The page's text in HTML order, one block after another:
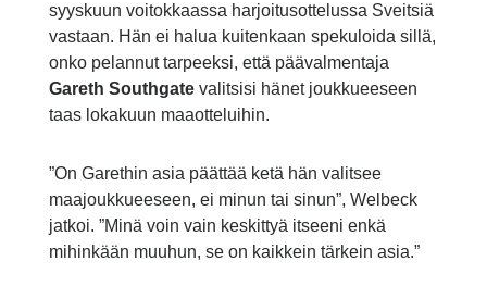
syyskuun voitokkaassa harjoitusottelussa Sveitsiä
vastaan. Hän ei halua kuitenkaan spekuloida sillä,
onko pelannut tarpeeksi, että päävalmentaja
Gareth Southgatevalitsisi hänet joukkueeseen
taas lokakuun maaotteluihin.
”On Garethin asia päättää ketä hän valitsee
maajoukkueeseen, ei minun tai sinun”, Welbeck
jatkoi. ”Minä voin vain keskittyä itseeni enkä
mihinkään muuhun, se on kaikkein tärkein asia.”